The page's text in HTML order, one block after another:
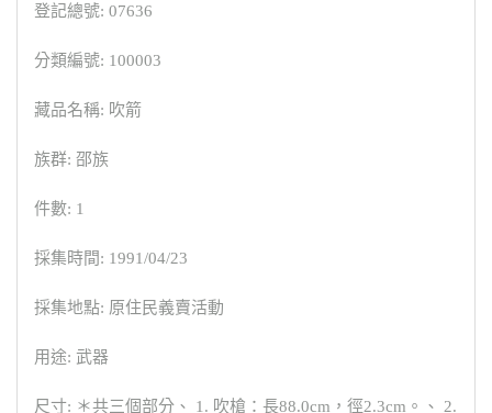
登記總號: 07636
分類編號: 100003
藏品名稱: 吹箭
族群: 邵族
件數: 1
採集時間: 1991/04/23
採集地點: 原住民義賣活動
用途: 武器
尺寸: ＊共三個部分、 1. 吹槍：長88.0cm，徑2.3cm。、 2.